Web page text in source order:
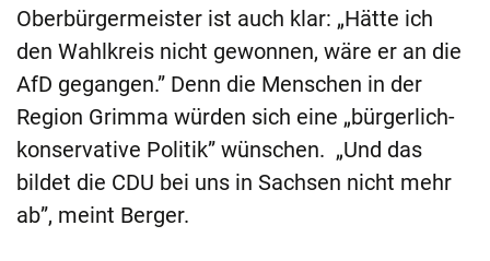
Oberbürgermeister ist auch klar: „Hätte ich
den Wahlkreis nicht gewonnen, wäre er an die
AfD gegangen.” Denn die Menschen in der
Region Grimma würden sich eine „bürgerlich-
konservative Politik” wünschen. „Und das
bildet die CDU bei uns in Sachsen nicht mehr
ab”, meint Berger.